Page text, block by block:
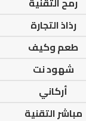
رذاذ التجارة
طعم وكيف
شهود نت
أركاني
مباشر التقنية